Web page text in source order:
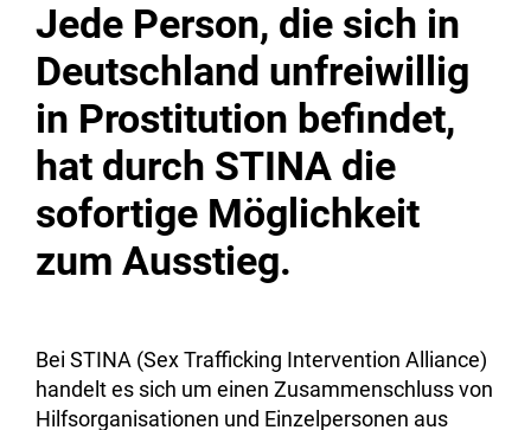
Jede Person, die sich in
Deutschland unfreiwillig
in Prostitution befindet,
hat durch STINA die
sofortige Möglichkeit
zum Ausstieg.
Bei STINA (Sex Trafficking Intervention Alliance)
handelt es sich um einen Zusammenschluss von
Hilfsorganisationen und Einzelpersonen aus